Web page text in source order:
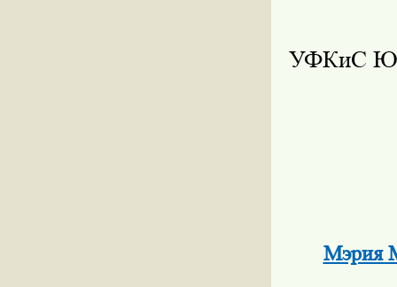
УФКиС
Мэрия